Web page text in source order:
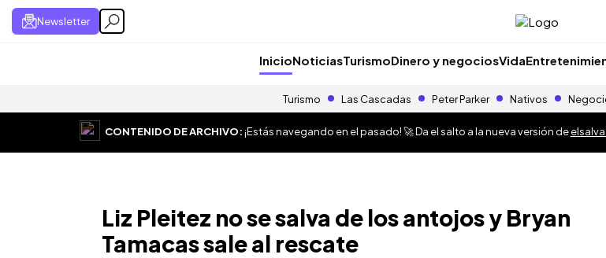
Newsletter
InicioNoticiasTurismoDinero y negociosVida
Turismo Las Cascadas Peter Parker Nativos
CONTENIDO DE ARCHIVO:¡Estás navegando en el pasado! 🚀 Da el salto a la nueva versión de
Liz Pleitez no se salva de los antojos y Bryan
Tamacas sale al rescate